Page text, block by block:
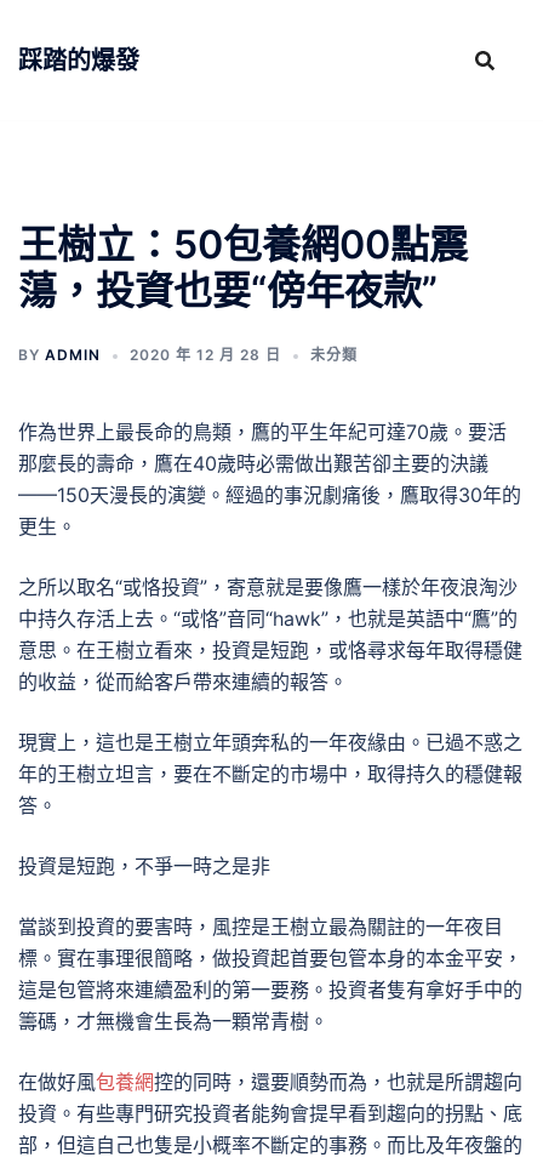
踩踏的爆發
王樹立：50包養網00點震
蕩，投資也要“傍年夜款”
BY ADMIN 2020 年 12 月 28 日 未分類
作為世界上最長命的鳥類，鷹的平生年紀可達70歲。要活
那麼長的壽命，鷹在40歲時必需做出艱苦卻主要的決議
——150天漫長的演變。經過的事況劇痛後，鷹取得30年的
更生。
之所以取名“或恪投資”，寄意就是要像鷹一樣於年夜浪淘沙
中持久存活上去。“或恪”音同“hawk”，也就是英語中“鷹”的
意思。在王樹立看來，投資是短跑，或恪尋求每年取得穩健
的收益，從而給客戶帶來連續的報答。
現實上，這也是王樹立年頭奔私的一年夜緣由。已過不惑之
年的王樹立坦言，要在不斷定的市場中，取得持久的穩健報
答。
投資是短跑，不爭一時之是非
當談到投資的要害時，風控是王樹立最為關註的一年夜目
標。實在事理很簡略，做投資起首要包管本身的本金平安，
這是包管將來連續盈利的第一要務。投資者隻有拿好手中的
籌碼，才無機會生長為一顆常青樹。
在做好風包養網控的同時，還要順勢而為，也就是所謂趨向
投資。有些專門研究投資者能夠會提早看到趨向的拐點、底
部，但這自己也隻是小概率不斷定的事務。而比及年夜盤的